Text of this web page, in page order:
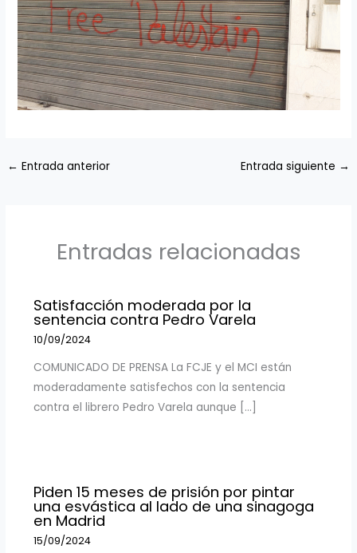
← Entrada anterior Entrada siguiente →
Entradas relacionadas
Satisfacción moderada por la
sentencia contra Pedro Varela
10/09/2024
COMUNICADO DE PRENSA La FCJE y el MCI están
moderadamente satisfechos con la sentencia
contra el librero Pedro Varela aunque […]
Piden 15 meses de prisión por pintar
una esvástica al lado de una sinagoga
en Madrid
15/09/2024